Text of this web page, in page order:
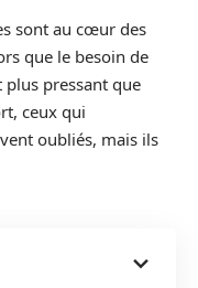
sont au cœur des
que le besoin de
pressant que
ceux qui
oubliés, mais ils